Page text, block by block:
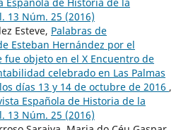
13 Núm. 25 (2016)
Esteve, Palabras de
Esteban Hernández por el
fue objeto en el X Encuentro de
celebrado en Las Palmas
días 13 y 14 de octubre de 2016 ,
Española de Historia de la
13 Núm. 25 (2016)